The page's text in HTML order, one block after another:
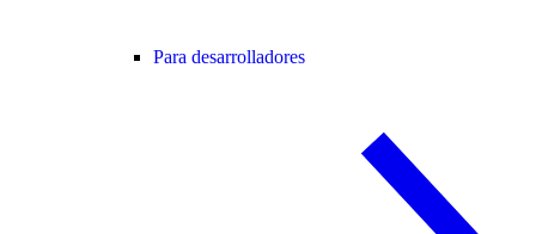
Para desarrolladores